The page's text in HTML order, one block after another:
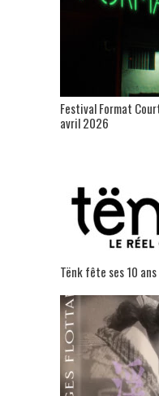
Festival Format
avril 2026
Tënk fête ses 10